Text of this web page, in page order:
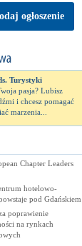
ogłoszenie
Turystyki
pasja? Lubisz
i chcesz pomagać
marzenia...
Chapter Leaders
hotelowo-
pod Gdańskiem
poprawienie
na rynkach